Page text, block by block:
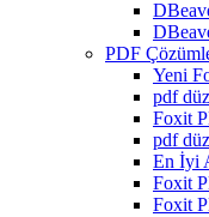
PDF
Yeni
pdf
Foxit
pdf
En İyi
Foxit
Foxit